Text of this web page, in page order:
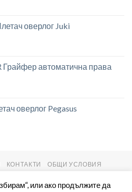
оверлог Juki
Грайфер автоматична права
оверлог Pegasus
КОНТАКТИ ОБЩИ УСЛОВИЯ
или ако продължите да